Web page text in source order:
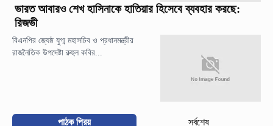
ভারত আবারও শেখ হাসিনাকে হাতিয়ার হিসেবে ব্যবহার করছে:
রিজভী
বিএনপির জ্যেষ্ঠ যুগ্ম মহাসচিব ও প্রধানমন্ত্রীর
রাজনৈতিক উপদেষ্টা রুহুল কবির...
পাঠক প্রিয় সর্বশেষ